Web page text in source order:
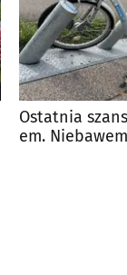
Ostatnia
em.